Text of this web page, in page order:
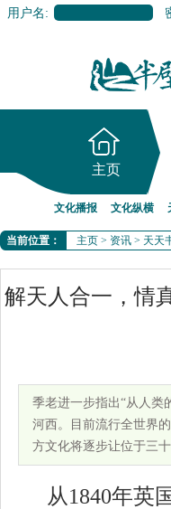
用户名:
主页
文化播报 文化纵横
当前位置： 主页 > 资讯 > 天天
解天人合一，
季老进一步指出“从人类
河西。目前流行全世界
方文化将逐步让位于三
从1840年英